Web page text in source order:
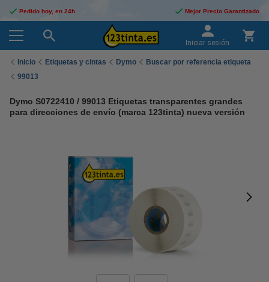
Pedido hoy, en 24h Mejor Precio Garantizado
Iniciar sesión
Inicio Etiquetas y cintas Dymo
Buscar por referencia etiqueta
99013
Dymo S0722410 / 99013 Etiquetas transparentes grandes
para direcciones de envío (marca 123tinta) nueva versión